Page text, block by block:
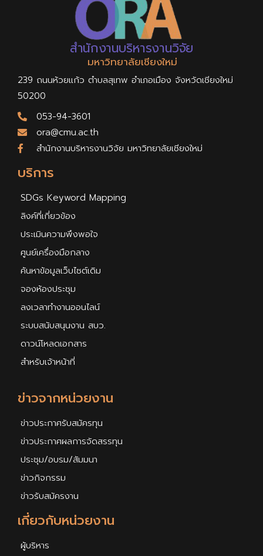
เกี่ยวกับหน่วยงาน
ผู้บริหาร
ข่าวจากหน่วยงาน
ข่าวประกาศรับสมัครทุน
ข่าวประกาศผลการจัดสรรทุน
ประชุม/อบรม/สัมมนา
ข่าวกิจกรรม
ข่าวรับสมัครงาน
บริการ
SDGs Keyword Mapping
ลิงค์ที่เกี่ยวข้อง
ประเมินความพึงพอใจ
ศูนย์เครื่องมือกลาง
ค้นหาข้อมูลเว็บไซต์เดิม
จองห้องประชุม
ลงเวลาทำงานออนไลน์
ระบบสนับสนุนงาน สบว.
ดาวน์โหลดเอกสาร
สำหรับเจ้าหน้าที่
สำนักงานบริหารงานวิจัย
มหาวิทยาลัยเชียงใหม่
239 ถนนห้วยแก้ว ตำบลสุเทพ อำเภอเมือง จังหวัดเชียงใหม่
50200
053-94-3601
ora@cmu.ac.th
สำนักงานบริหารงานวิจัย มหาวิทยาลัยเชียงใหม่